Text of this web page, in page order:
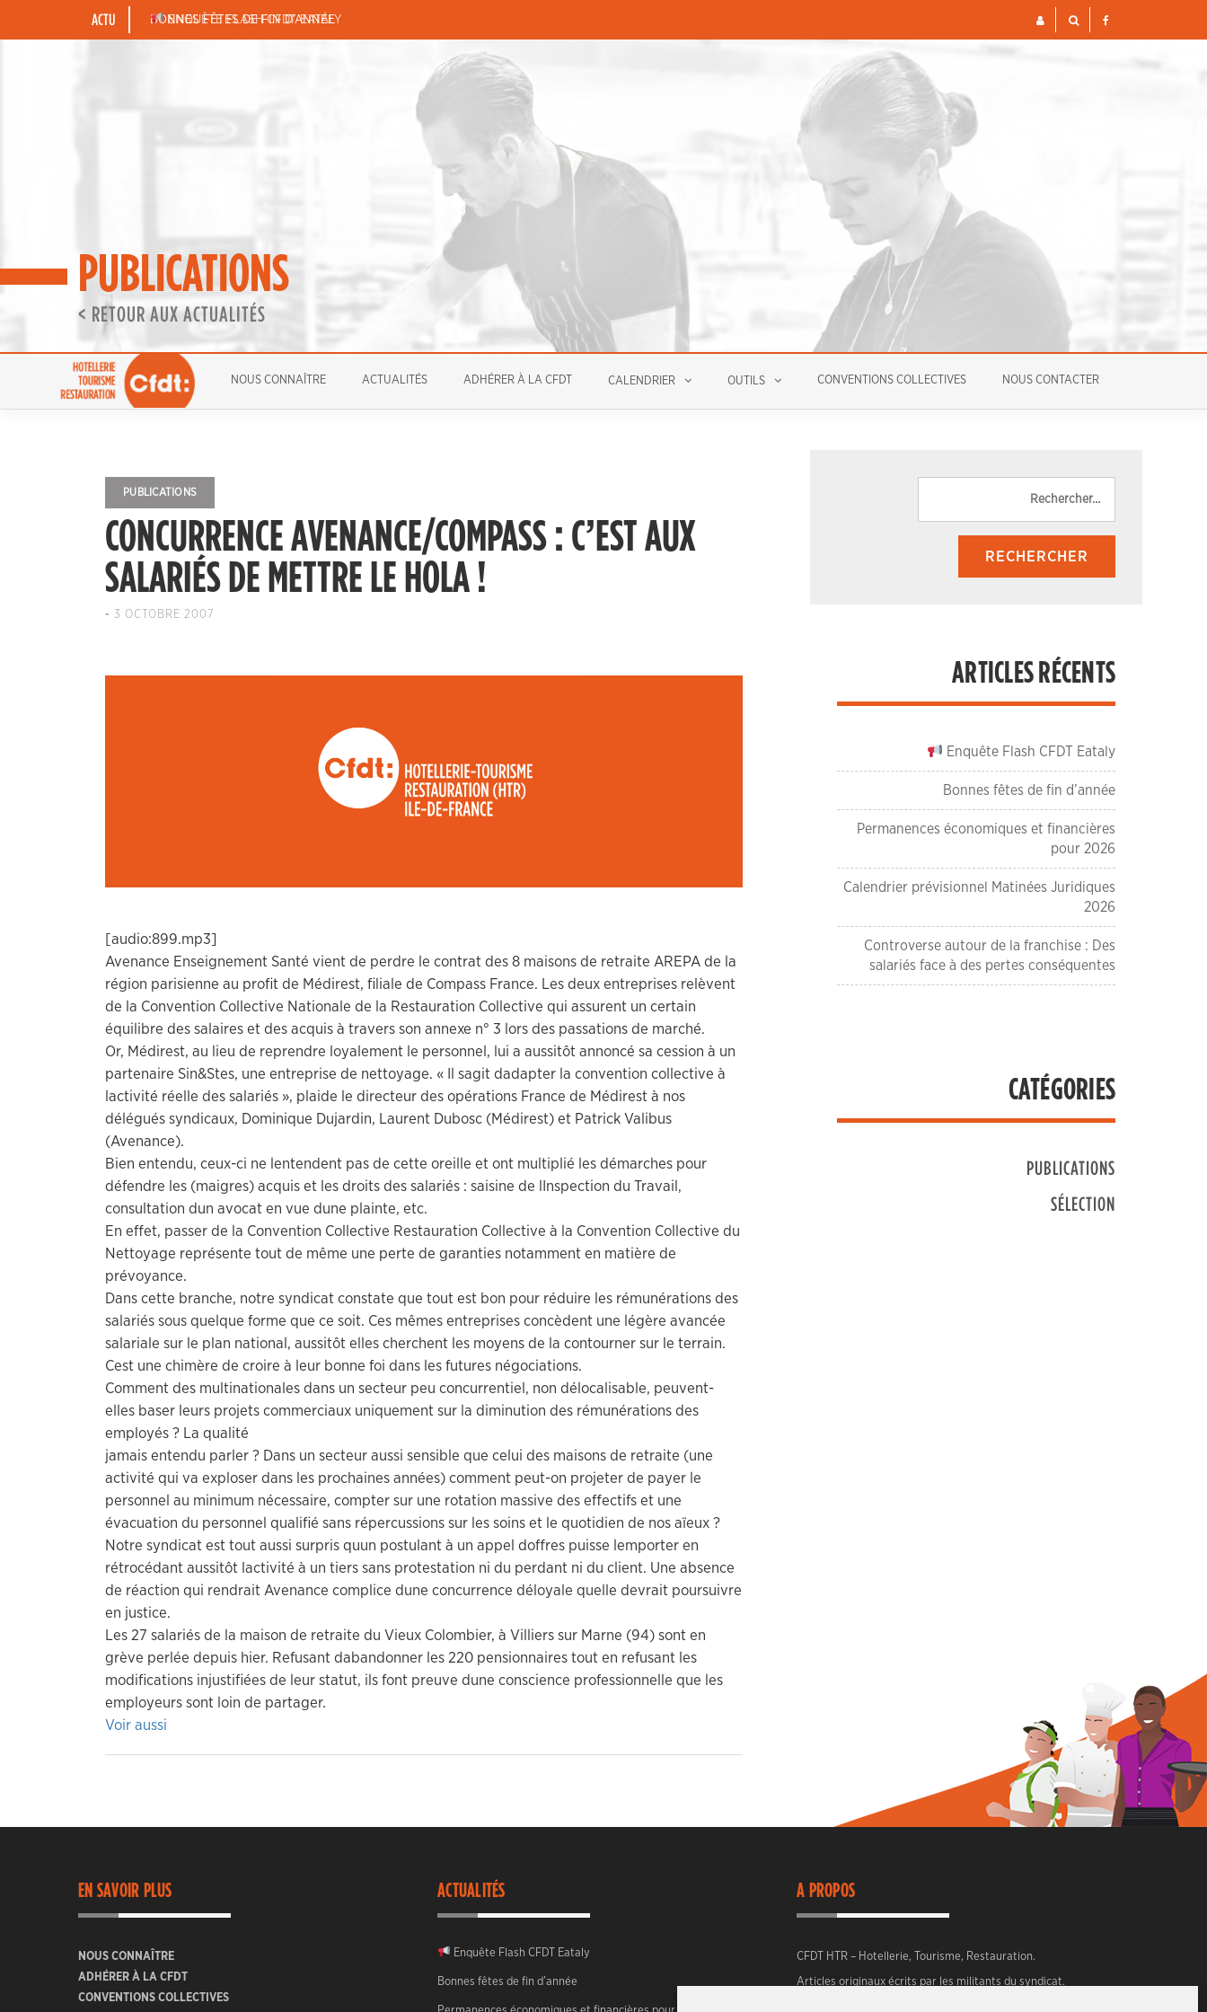
to
ACTU ENQUÊTE FLASH CFDT EATALY
BONNES FÊTES DE FIN D’ANNÉE
PUBLICATIONS
< RETOUR AUX ACTUALITÉS
NOUS CONNAÎTRE ACTUALITÉS ADHÉRER À LA CFDT CALENDRIER OUTILS CONVENTIONS COLLECTIVES NOUS CONTACTER
PUBLICATIONS
CONCURRENCE AVENANCE/COMPASS : C’EST AUX
SALARIÉS DE METTRE LE HOLA !
- 3 OCTOBRE 2007
[audio:899.mp3]
Avenance Enseignement Santé vient de perdre le contrat des 8 maisons de retraite AREPA de la
région parisienne au profit de Médirest, filiale de Compass France. Les deux entreprises relèvent
de la Convention Collective Nationale de la Restauration Collective qui assurent un certain
équilibre des salaires et des acquis à travers son annexe n° 3 lors des passations de marché.
Or, Médirest, au lieu de reprendre loyalement le personnel, lui a aussitôt annoncé sa cession à un
partenaire Sin&Stes, une entreprise de nettoyage. « Il sagit dadapter la convention collective à
lactivité réelle des salariés », plaide le directeur des opérations France de Médirest à nos
délégués syndicaux, Dominique Dujardin, Laurent Dubosc (Médirest) et Patrick Valibus
(Avenance).
Bien entendu, ceux-ci ne lentendent pas de cette oreille et ont multiplié les démarches pour
défendre les (maigres) acquis et les droits des salariés : saisine de lInspection du Travail,
consultation dun avocat en vue dune plainte, etc.
En effet, passer de la Convention Collective Restauration Collective à la Convention Collective du
Nettoyage représente tout de même une perte de garanties notamment en matière de
prévoyance.
Dans cette branche, notre syndicat constate que tout est bon pour réduire les rémunérations des
salariés sous quelque forme que ce soit. Ces mêmes entreprises concèdent une légère avancée
salariale sur le plan national, aussitôt elles cherchent les moyens de la contourner sur le terrain.
Cest une chimère de croire à leur bonne foi dans les futures négociations.
Comment des multinationales dans un secteur peu concurrentiel, non délocalisable, peuvent-
elles baser leurs projets commerciaux uniquement sur la diminution des rémunérations des
employés ? La qualité
jamais entendu parler ? Dans un secteur aussi sensible que celui des maisons de retraite (une
activité qui va exploser dans les prochaines années) comment peut-on projeter de payer le
personnel au minimum nécessaire, compter sur une rotation massive des effectifs et une
évacuation du personnel qualifié sans répercussions sur les soins et le quotidien de nos aïeux ?
Notre syndicat est tout aussi surpris quun postulant à un appel doffres puisse lemporter en
rétrocédant aussitôt lactivité à un tiers sans protestation ni du perdant ni du client. Une absence
de réaction qui rendrait Avenance complice dune concurrence déloyale quelle devrait poursuivre
en justice.
Les 27 salariés de la maison de retraite du Vieux Colombier, à Villiers sur Marne (94) sont en
grève perlée depuis hier. Refusant dabandonner les 220 pensionnaires tout en refusant les
modifications injustifiées de leur statut, ils font preuve dune conscience professionnelle que les
employeurs sont loin de partager.
Voir aussi
ARTICLES RÉCENTS
Enquête Flash CFDT Eataly
Bonnes fêtes de fin d’année
Permanences économiques et financières
pour 2026
Calendrier prévisionnel Matinées Juridiques
2026
Controverse autour de la franchise : Des
salariés face à des pertes conséquentes
CATÉGORIES
PUBLICATIONS
SÉLECTION
EN SAVOIR PLUS
NOUS CONNAÎTRE
ADHÉRER À LA CFDT
CONVENTIONS COLLECTIVES
ACTUALITÉS
Enquête Flash CFDT Eataly
Bonnes fêtes de fin d’année
A PROPOS
CFDT HTR – Hotellerie, Tourisme, Restauration.
Articles originaux écrits par les militants du syndicat.